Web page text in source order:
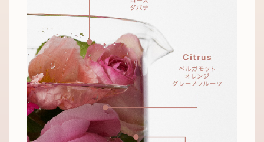
し、穏やかな使用感に。
ナイアシンアミド
ビタミンB3と呼ばれるビタミンB群
の一種。さまざまな美肌作用をもつ
ことで知られる。
ヒト型ナノセラミド
肌に欠かせない保湿成分のひとつで
あるセラミド。3種のヒト型セラミドを
ナノ化して配合することで、角層へす
シリーズ共通成分である2種の発酵液を、
セラミドとともにカプセル化。
角層のすみずみまでなじんでうるおいを長時間保ち、
肌本来の美肌菌をサポート。
*10セラミドNG、セラミドNP、セラミドAP、
セラミドAG、セラミドEOP(保湿)
乳酸桿菌/ハイビスカス花発酵液、
サッカロミセス/ハトムギ種子発酵液、セラミドNG、